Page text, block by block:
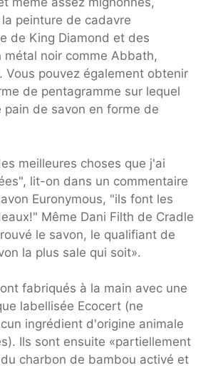
peinture de cadavre
de King Diamond et des
métal noir comme Abbath,
Vous pouvez également obtenir
de pentagramme sur lequel
pain de savon en forme de
meilleures choses que j'ai
lit-on dans un commentaire
Euronymous, "ils font les
Même Dani Filth de Cradle
le savon, le qualifiant de
la plus sale qui soit».
fabriqués à la main avec une
labellisée Ecocert (ne
ingrédient d'origine animale
Ils sont ensuite «partiellement
charbon de bambou activé et